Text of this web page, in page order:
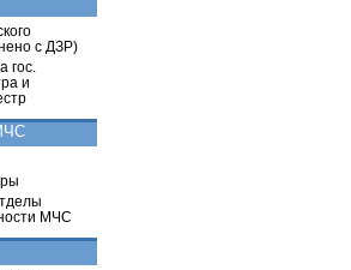
с ДЗР)
гос.
и
МЧС